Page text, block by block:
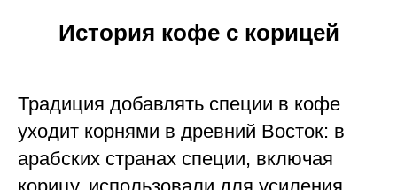
История кофе с корицей
Традиция добавлять специи в кофе
уходит корнями в древний Восток: в
арабских странах специи, включая